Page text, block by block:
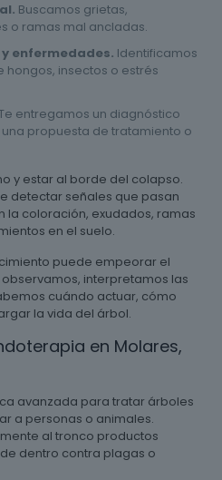
Buscamos grietas,
o ramas mal ancladas.
enfermedades. Identificamos
insectos o estrés
entregamos un diagnóstico
propuesta de tratamiento o
y estar al borde del colapso.
detectar señales que pasan
la coloración, exudados, ramas
en el suelo.
puede empeorar el
interpretamos las
cuándo actuar, cómo
la vida del árbol.
en Molares,
avanzada para tratar árboles
a personas o animales.
al tronco productos
dentro contra plagas o